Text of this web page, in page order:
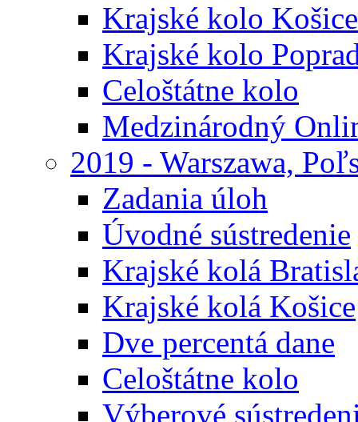
Krajské kolo Košice
Krajské kolo
Celoštátne kolo
Medzinárodný
2019 - Warszawa,
Zadania úloh
Úvodné sústredenie
Krajské kolá
Krajské kolá Košice
Dve percentá dane
Celoštátne kolo
Výberové